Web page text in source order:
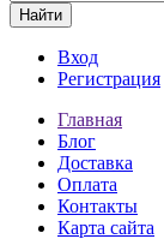
Найти
Вход
Регистрация
Главная
Блог
Доставка
Оплата
Контакты
Карта сайта